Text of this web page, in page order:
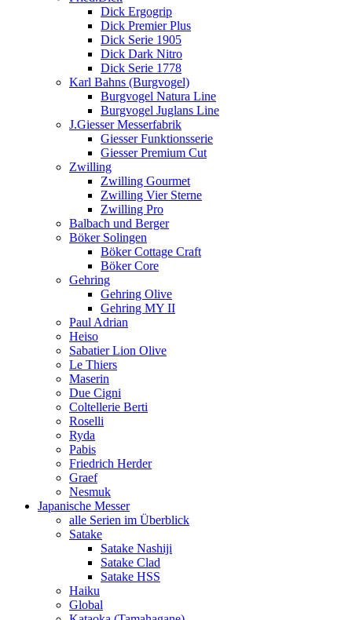
Dick Ergogrip
Dick Premier Plus
Dick Serie 1905
Dick Dark Nitro
Dick Serie 1778
Karl Bahns (Burgvogel)
Burgvogel Natura Line
Burgvogel Juglans Line
J.Giesser Messerfabrik
Giesser Funktionsserie
Giesser Premium Cut
Zwilling
Zwilling Gourmet
Zwilling Vier Sterne
Zwilling Pro
Balbach und Berger
Böker Solingen
Böker Cottage Craft
Böker Core
Gehring
Gehring Olive
Gehring MY II
Paul Adrian
Heiso
Sabatier Lion Olive
Le Thiers
Maserin
Due Cigni
Coltellerie Berti
Roselli
Ryda
Pabis
Friedrich Herder
Graef
Nesmuk
Japanische Messer
alle Serien im Überblick
Satake
Satake Nashiji
Satake Clad
Satake HSS
Haiku
Global